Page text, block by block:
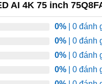
gian sinh hoạt chung,
còn được tích hợp trí
mượt mà và tiện lợi
AI 4K 75 inch
0%| 0 đánh
0%| 0 đánh
0%| 0 đánh
0%| 0 đánh